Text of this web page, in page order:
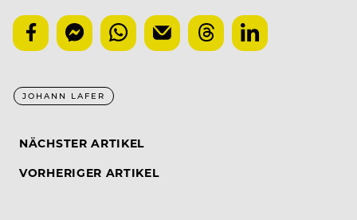
JOHANN LAFER
NÄCHSTER ARTIKEL
VORHERIGER ARTIKEL